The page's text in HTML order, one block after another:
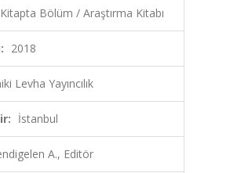
Kitapta Bölüm / Araştırma Kitabı
2018
Levha Yayıncılık
İstanbul
A., Editör